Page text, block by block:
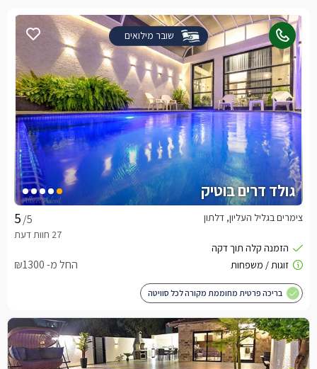
שובר מילואים
גולד דרים בוטיק
/5 צימרים בגליל העליון, דלתון
החל מ- ₪1300
בריכה פרטית מחוממת מקורה לכל סוויטה